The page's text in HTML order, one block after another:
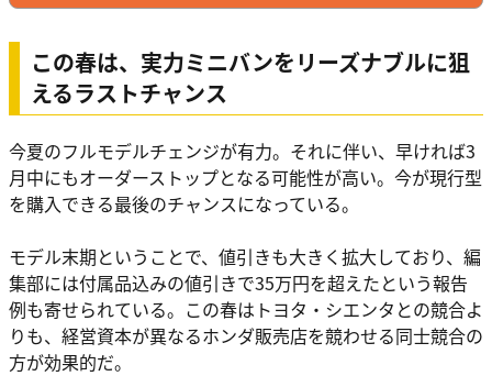
この春は、実力ミニバンをリーズナブルに狙
えるラストチャンス
今夏のフルモデルチェンジが有力。それに伴い、早ければ3
月中にもオーダーストップとなる可能性が高い。今が現行型
を購入できる最後のチャンスになっている。
モデル末期ということで、値引きも大きく拡大しており、編
集部には付属品込みの値引きで35万円を超えたという報告
例も寄せられている。この春はトヨタ・シエンタとの競合よ
りも、経営資本が異なるホンダ販売店を競わせる同士競合の
方が効果的だ。